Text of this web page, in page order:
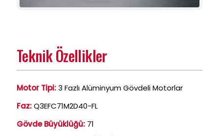
Teknik Özellikler
Motor Tipi:3 Fazlı Alüminyum Gövdeli Motorlar
Faz:Q3EFC71M2D40-FL
Gövde Büyüklüğü: 71